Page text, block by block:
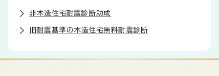
非木造住宅耐震診断助成
旧耐震基準の木造住宅無料耐震診断